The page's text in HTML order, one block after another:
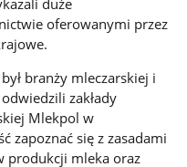
oferowanymi przez
branży mleczarskiej i
zakłady
Mlekpol w
zapoznać się z zasadami
produkcji mleka oraz